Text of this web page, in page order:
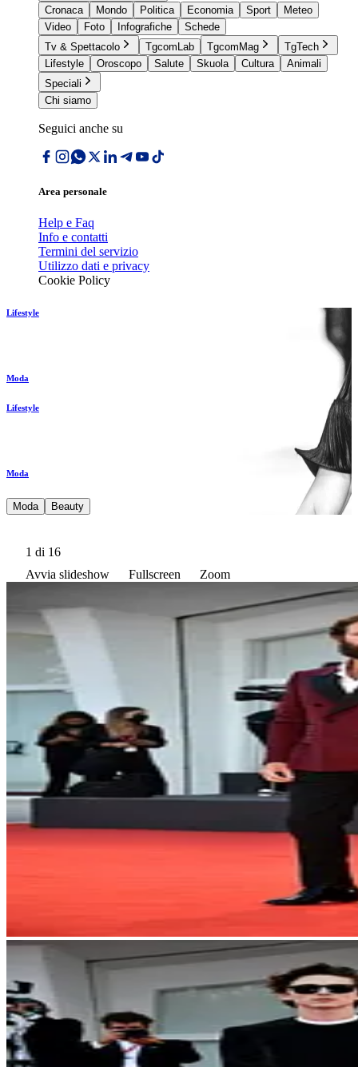
Cronaca
Mondo Politica Economia Sport
Meteo
Video
Foto Infografiche
Schede
Tv & Spettacolo
TgcomLab TgcomMag
TgTech
Lifestyle
Oroscopo Salute Skuola Cultura
Animali
Speciali
Chi siamo
Seguici anche su
Area personale
Help e Faq
Info e contatti
Termini del servizio
Utilizzo dati e privacy
Cookie Policy
Lifestyle
Moda
Lifestyle
Moda
Moda Beauty
1 di 16
Avvia slideshow
Fullscreen Zoom